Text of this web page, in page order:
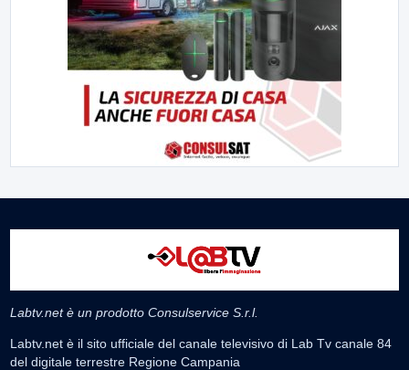
Labtv.net è un prodotto Consulservice S.r.l.
Labtv.net è il sito ufficiale del canale televisivo di Lab Tv canale 84
del digitale terrestre Regione Campania